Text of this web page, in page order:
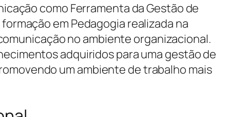
como Ferramenta da Gestão de
em Pedagogia realizada na
no ambiente organizacional.
adquiridos para uma gestão de
um ambiente de trabalho mais